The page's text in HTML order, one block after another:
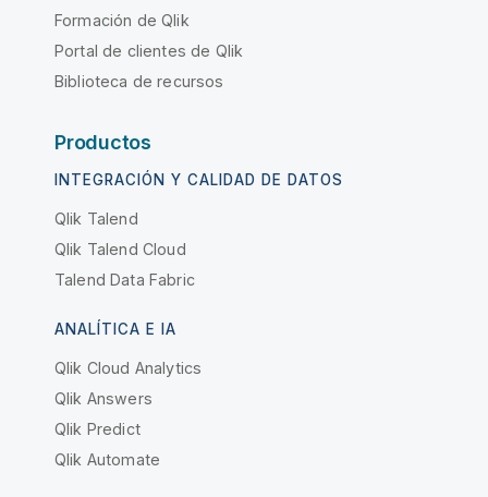
Formación de Qlik
Portal de clientes de Qlik
Biblioteca de recursos
Productos
INTEGRACIÓN Y CALIDAD DE DATOS
Qlik Talend
Qlik Talend Cloud
Talend Data Fabric
ANALÍTICA E IA
Qlik Cloud Analytics
Qlik Answers
Qlik Predict
Qlik Automate